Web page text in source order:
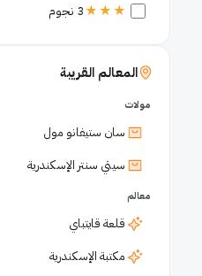
★★★3 نجوم
المعالم القريبة
مولات
سان ستيفانو مول
سيتي سنتر الإسكندرية
معالم
قلعة قايتباي
مكتبة الإسكندرية